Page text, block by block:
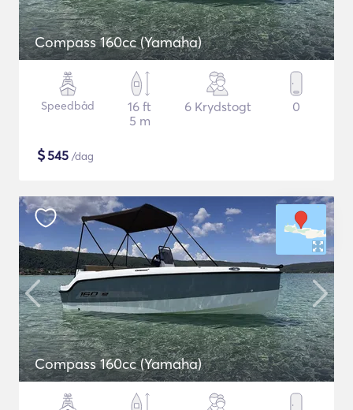
Compass 160cc (Yamaha)
Speedbåd
16 ft
5 m
6 Krydstogt 0
$545 /dag
Compass 160cc (Yamaha)